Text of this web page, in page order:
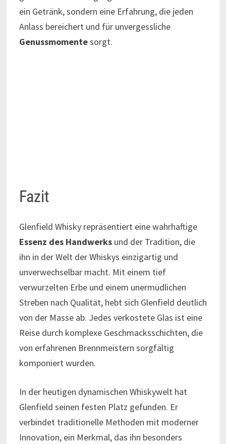
ein Getränk, sondern eine Erfahrung, die jeden
Anlass bereichert und für unvergessliche
Genussmomentesorgt.
Fazit
Glenfield Whisky repräsentiert eine wahrhaftige
Essenz des Handwerksund der Tradition, die
ihn in der Welt der Whiskys einzigartig und
unverwechselbar macht. Mit einem tief
verwurzelten Erbe und einem unermüdlichen
Streben nach Qualität, hebt sich Glenfield deutlich
von der Masse ab. Jedes verkostete Glas ist eine
Reise durch komplexe Geschmacksschichten, die
von erfahrenen Brennmeistern sorgfältig
komponiert wurden.
In der heutigen dynamischen Whiskywelt hat
Glenfield seinen festen Platz gefunden. Er
verbindet traditionelle Methoden mit moderner
Innovation, ein Merkmal, das ihn besonders